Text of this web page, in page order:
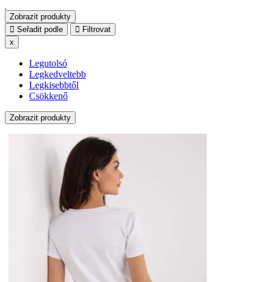
Zobrazit produkty
Seřadit podle
Filtrovat
x
Legutolsó
Legkedveltebb
Legkisebbtől
Csökkenő
Zobrazit produkty